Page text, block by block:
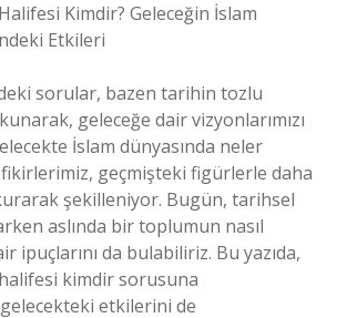
Kimdir? Geleceğin İslam
Etkileri
sorular, bazen tarihin tozlu
geleceğe dair vizyonlarımızı
İslam dünyasında neler
fikirlerimiz, geçmişteki figürlerle daha
şekilleniyor. Bugün, tarihsel
aslında bir toplumun nasıl
ipuçlarını da bulabiliriz. Bu yazıda,
kimdir sorusuna
etkilerini de